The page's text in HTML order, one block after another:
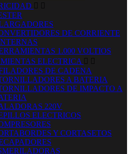
 
DE CORRIENTE
1.000 VOLTIOS
ELECTRICA  
DE CADENA
A BATERIA
DE IMPACTO A
220V
ELECTRICOS
Y CORTASETOS